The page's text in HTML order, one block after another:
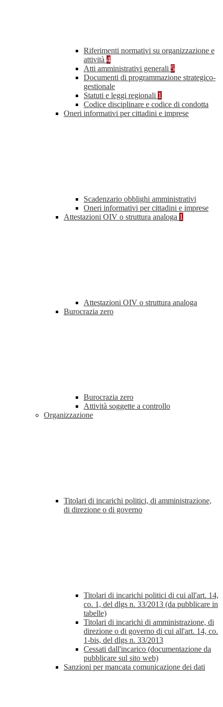
Riferimenti normativi su organizzazione e
attività 4
Atti amministrativi generali 5
Documenti di programmazione strategico-
gestionale
Statuti e leggi regionali 1
Codice disciplinare e codice di condotta
Oneri informativi per cittadini e imprese
Scadenzario obblighi amministrativi
Oneri informativi per cittadini e imprese
Attestazioni OIV o struttura analoga 1
Attestazioni OIV o struttura analoga
Burocrazia zero
Burocrazia zero
Attività soggette a controllo
Organizzazione
Titolari di incarichi politici, di amministrazione,
di direzione o di governo
Titolari di incarichi politici di cui all'art. 14,
co. 1, del dlgs n. 33/2013 (da pubblicare in
tabelle)
Titolari di incarichi di amministrazione, di
direzione o di governo di cui all'art. 14, co.
1-bis, del dlgs n. 33/2013
Cessati dall'incarico (documentazione da
pubblicare sul sito web)
Sanzioni per mancata comunicazione dei dati